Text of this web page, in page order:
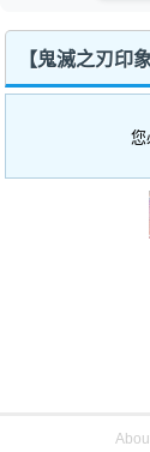
【鬼滅之刃印